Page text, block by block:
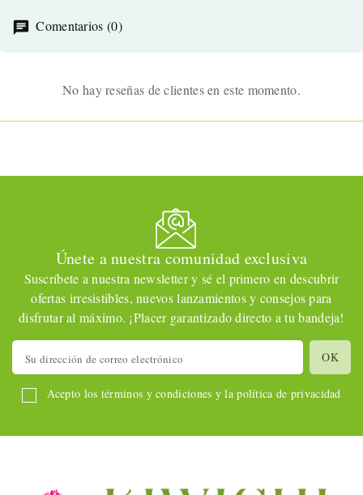
Comentarios (0)
No hay reseñas de clientes en este momento.
Únete a nuestra comunidad exclusiva
Suscríbete a nuestra newsletter y sé el primero en descubrir
ofertas irresistibles, nuevos lanzamientos y consejos para
disfrutar al máximo. ¡Placer garantizado directo a tu bandeja!
Acepto los términos y condiciones y la política de privacidad